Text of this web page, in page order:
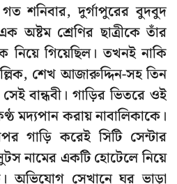
শনিবার, দুর্গাপুরের বুদবুদ
অষ্টম শ্রেণির ছাত্রীকে তাঁর
নিয়ে গিয়েছিল। তখনই নাকি
শেখ আজারুদ্দিন-সহ তিন
বান্ধবী। গাড়ির ভিতরে ওই
করায় নাবালিকাকে।
গাড়ি করেই সিটি সেন্টার
নামের একটি হোটেলে নিয়ে
অভিযোগ সেখানে ঘর ভাড়া